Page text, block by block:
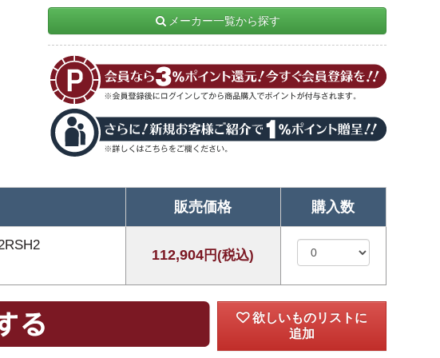
メーカー一覧から探す
販売価格 購入数
112,904円(税込)